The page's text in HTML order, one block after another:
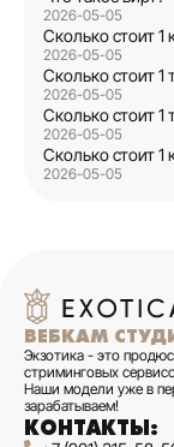
2026-05-05
Сколько стоит 1
2026-05-05
Сколько стоит 1
2026-05-05
Сколько стоит 1
2026-05-05
Сколько стоит 1
2026-05-05
ВЕБКАМ
Экзотика - это
стриминговых
Наши модели уже в
зарабатываем!
КОНТАКТЫ: